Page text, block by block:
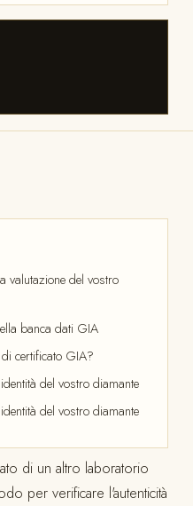
valutazione del vostro
banca dati GIA
certificato GIA?
del vostro diamante
del vostro diamante
di un altro laboratorio
per verificare l'autenticità